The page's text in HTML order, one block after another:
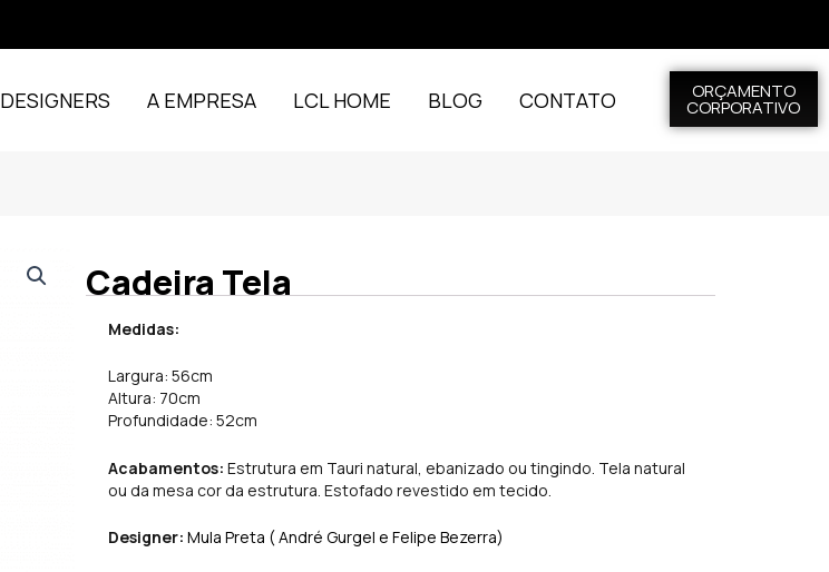
DESIGNERS A EMPRESA LCL HOME BLOG CONTATO ORÇAMENTO
CORPORATIVO
Cadeira Tela
Medidas:
Largura: 56cm
Altura: 70cm
Profundidade: 52cm
Acabamentos: Estrutura em Tauri natural, ebanizado ou tingindo. Tela natural
ou da mesa cor da estrutura. Estofado revestido em tecido.
Designer: Mula Preta ( André Gurgel e Felipe Bezerra)